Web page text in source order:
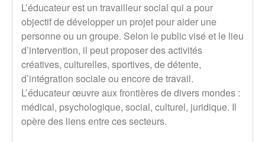
L’éducateur est un travailleur social qui a pour
objectif de développer un projet pour aider une
personne ou un groupe. Selon le public visé et le lieu
d’intervention, il peut proposer des activités
créatives, culturelles, sportives, de détente,
d’intégration sociale ou encore de travail.
L’éducateur œuvre aux frontières de divers mondes :
médical, psychologique, social, culturel, juridique. Il
opère des liens entre ces secteurs.